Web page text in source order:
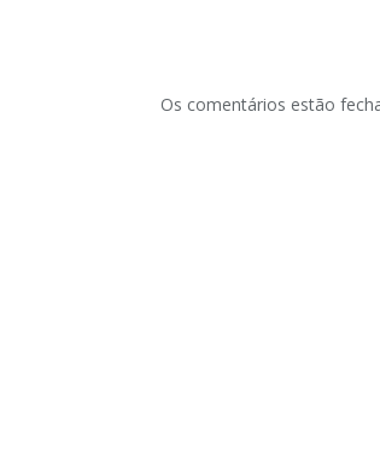
Os comentários estão